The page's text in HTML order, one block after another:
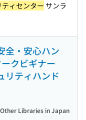
ィセンター サンラ
全・安心ハン
クビギナー
リティハンド
Other Libraries in Japan